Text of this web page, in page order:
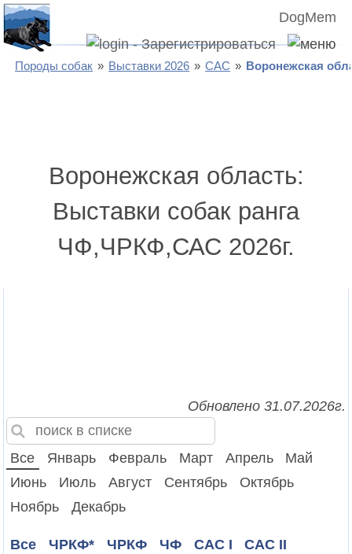
DogMem
Породы собак Выставки 2026 САС Воронежская
Воронежская область:
Выставки собак ранга
ЧФ,ЧРКФ,САС 2026г.
Обновлено 31.07.2026г.
Все Январь Февраль Март Апрель
Май
Июнь
Июль Август Сентябрь
Октябрь
Ноябрь
Декабрь
Все ЧРКФ* ЧРКФ ЧФ CAC I
CAC II